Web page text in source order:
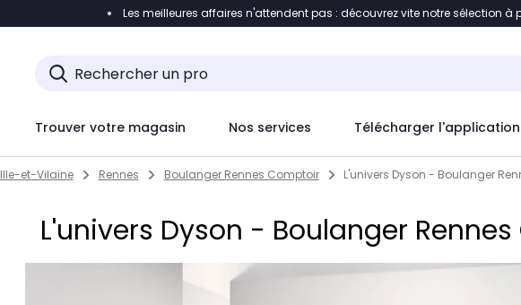
Accéder directement au contenu Accéder directement au pied de
Les meilleures affaires n'attendent pas : découvrez vite notre sélection à
Trouver votre magasin Nos services Télécharger l'application
Ille-et-Vilaine Rennes Boulanger Rennes Comptoir L'univers Dyson - Boulanger
L'univers Dyson - Boulanger